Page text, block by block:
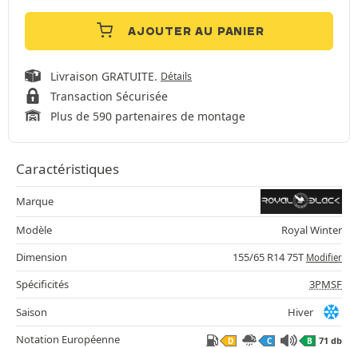
AJOUTER AU PANIER
Livraison GRATUITE. Détails
Transaction Sécurisée
Plus de 590 partenaires de montage
Caractéristiques
Marque
Modèle
Royal Winter
Dimension
155/65 R14 75T Modifier
Spécificités
3PMSF
Saison
Hiver
Notation Européenne
D C B 71 db